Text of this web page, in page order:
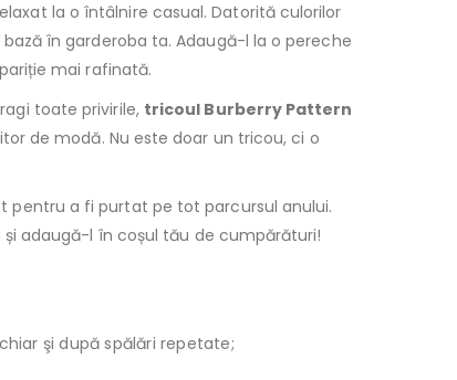
la o întâlnire casual. Datorită culorilor
în garderoba ta. Adaugă-l la o pereche
mai rafinată.
toate privirile, tricoul Burberry Pattern
de modă. Nu este doar un tricou, ci o
pentru a fi purtat pe tot parcursul anului.
adaugă-l în coșul tău de cumpărături!
şi după spălări repetate;